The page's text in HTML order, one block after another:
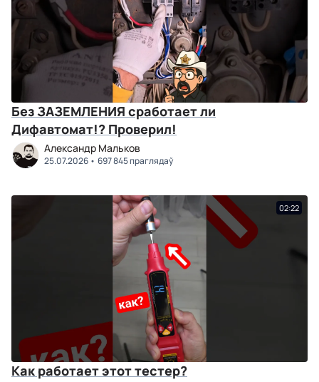
Без ЗАЗЕМЛЕНИЯ сработает ли
Дифавтомат!? Проверил!
Александр Мальков
25.07.2026 697 845 праглядаў
02:22
Как работает этот тестер?